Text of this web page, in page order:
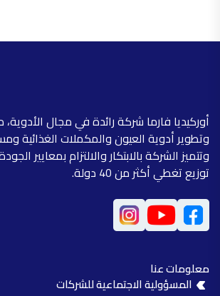
أوركيديا فارما شركة رائدة في مجال
وتطوير أدوية العيون والمكملات الغذائية
وتتميز الشركة بالابتكار والالتزام بمعايير
توزيع تغطي أكثر من 40 دولة.
معلومات عنا
المسؤولية الاجتماعية للشركات